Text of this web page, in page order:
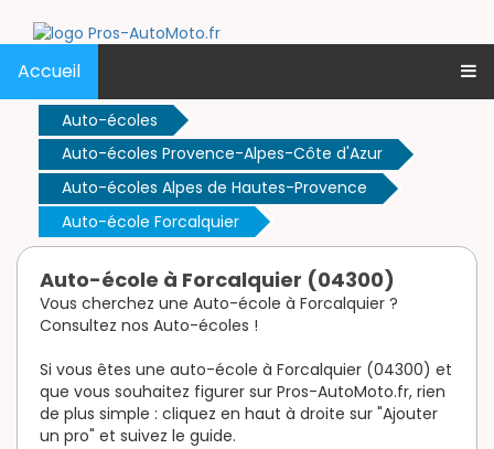
Accueil
Auto-écoles
Auto-écoles Provence-Alpes-Côte d'Azur
Auto-écoles Alpes de Hautes-Provence
Auto-école Forcalquier
Auto-école à Forcalquier (04300)
Vous cherchez une Auto-école à Forcalquier ?
Consultez nos Auto-écoles !
Si vous êtes une auto-école à Forcalquier (04300) et
que vous souhaitez figurer sur Pros-AutoMoto.fr, rien
de plus simple : cliquez en haut à droite sur "Ajouter
un pro" et suivez le guide.